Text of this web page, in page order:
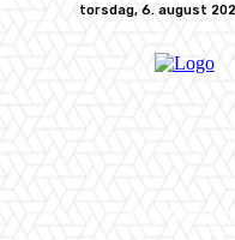
torsdag, 6. august